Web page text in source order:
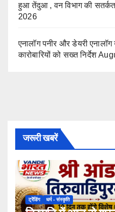
हुआ तेंदुआ , वन विभाग की
2026
एनालॉग पनीर और डेयरी एनालॉग
कारोबारियों को सख्त निर्देश
जरूरी खबरें
ट्रेंडिंग धर्म - संस्कृति